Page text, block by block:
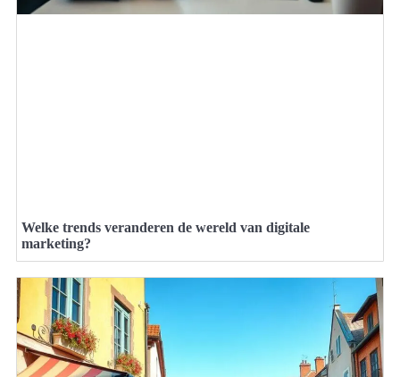
Welke trends veranderen de wereld van digitale
marketing?